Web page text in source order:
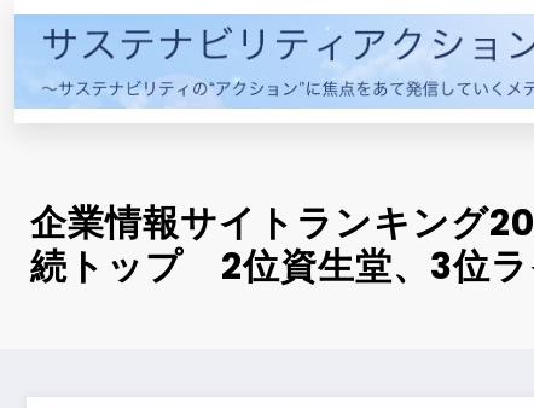
コ
ン
企業情報サイトランキング
続トップ 2位資生堂、3位